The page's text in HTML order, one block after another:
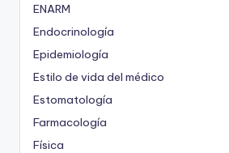
ENARM
Endocrinología
Epidemiología
Estilo de vida del médico
Estomatología
Farmacología
Física